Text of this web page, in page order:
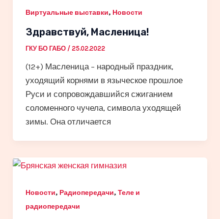
Виртуальные выставки, Новости
Здравствуй, Масленица!
ГКУ БО ГАБО / 25.02.2022
(12+) Масленица – народный праздник,
уходящий корнями в языческое прошлое
Руси и сопровождавшийся сжиганием
соломенного чучела, символа уходящей
зимы. Она отличается
Новости, Радиопередачи, Теле и
радиопередачи